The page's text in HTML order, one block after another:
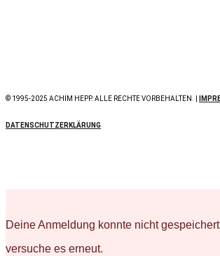
© 1995-2025 ACHIM HEPP. ALLE RECHTE VORBEHALTEN. |
DATENSCHUTZERKLÄRUNG
Deine Anmeldung konnte nicht
versuche es erneut.